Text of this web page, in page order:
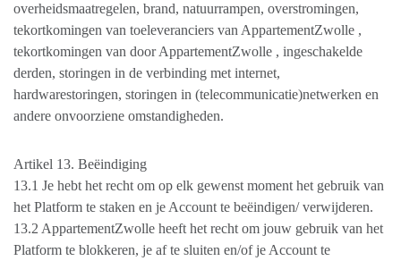
overheidsmaatregelen, brand, natuurrampen, overstromingen,
tekortkomingen van toeleveranciers van AppartementZwolle ,
tekortkomingen van door AppartementZwolle , ingeschakelde
derden, storingen in de verbinding met internet,
hardwarestoringen, storingen in (telecommunicatie)netwerken en
andere onvoorziene omstandigheden.
Artikel 13. Beëindiging
13.1 Je hebt het recht om op elk gewenst moment het gebruik van
het Platform te staken en je Account te beëindigen/ verwijderen.
13.2 AppartementZwolle heeft het recht om jouw gebruik van het
Platform te blokkeren, je af te sluiten en/of je Account te